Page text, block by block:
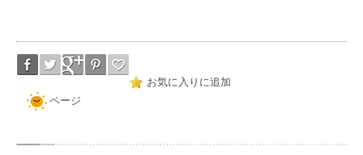
お気に入りに追加
ページ